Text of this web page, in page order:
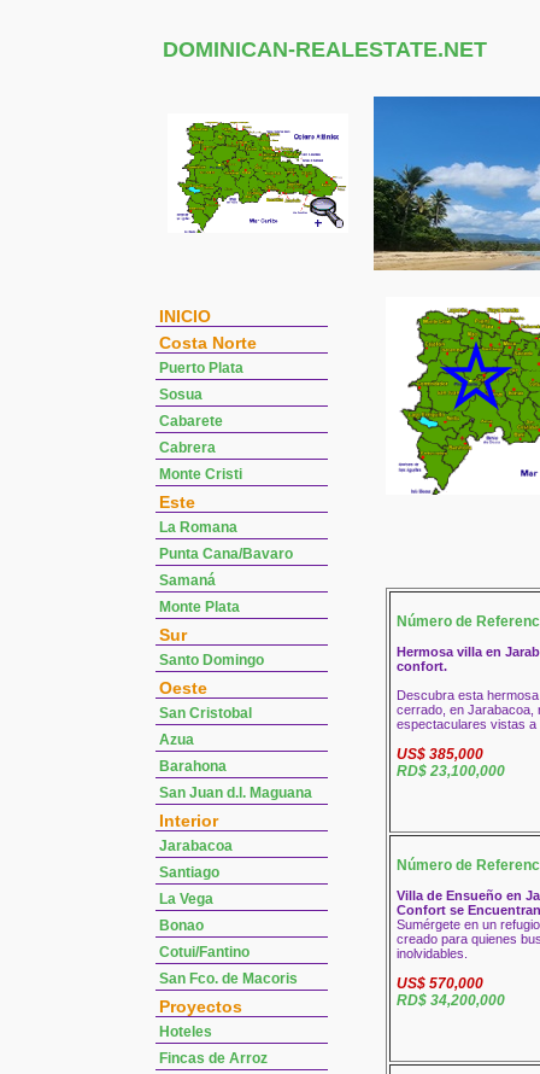
DOMINICAN-REALESTATE.NET
INICIO
Costa Norte
Puerto Plata
Sosua
Cabarete
Cabrera
Monte Cristi
Este
La Romana
Punta Cana/Bavaro
Samaná
Monte Plata
Sur
Santo Domingo
Oeste
San Cristobal
Azua
Barahona
San Juan d.l. Maguana
Interior
Jarabacoa
Santiago
La Vega
Bonao
Cotui/Fantino
San Fco. de Macoris
Proyectos
Hoteles
Fincas de Arroz
Número de
Hermosa villa en
confort.
Descubra esta
cerrado, en Jarabacoa,
espectaculares vistas a
US$ 385,000
RD$ 23,100,000
Número de
Villa de Ensueño en
Confort se Encuentran
Sumérgete en un
creado para quienes
inolvidables.
US$ 570,000
RD$ 34,200,000